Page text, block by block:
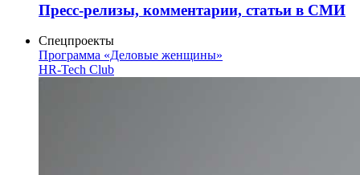
Пресс-релизы, комментарии, статьи в СМИ
Спецпроекты
Программа «Деловые женщины»
HR-Tech Club